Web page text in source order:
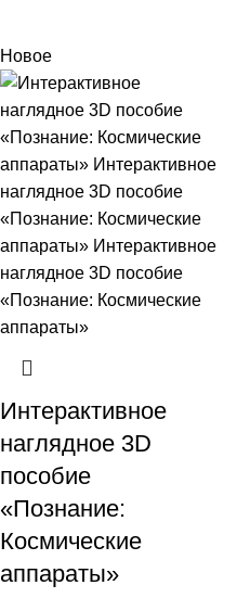
Новое
Интерактивное
наглядное 3D
пособие
«Познание:
Космические
аппараты»